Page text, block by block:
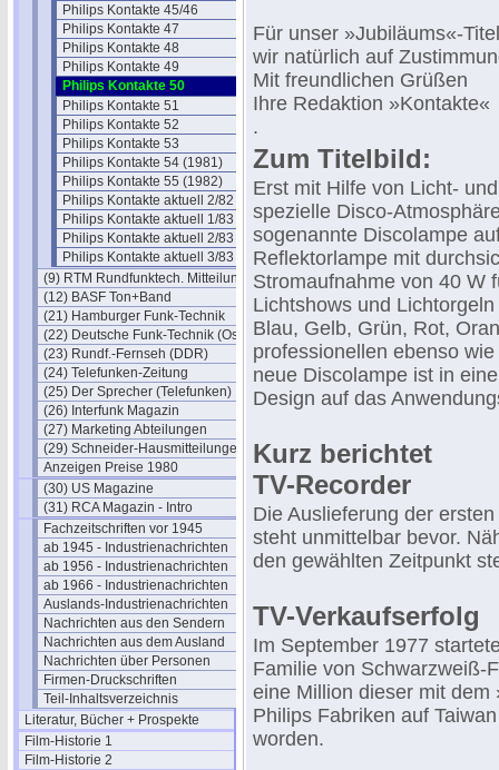
Philips Kontakte 45/46
Philips Kontakte 47
Philips Kontakte 48
Philips Kontakte 49
Philips Kontakte 50
Philips Kontakte 51
Philips Kontakte 52
Philips Kontakte 53
Philips Kontakte 54 (1981)
Philips Kontakte 55 (1982)
Philips Kontakte aktuell 2/82
Philips Kontakte aktuell 1/83
Philips Kontakte aktuell 2/83
Philips Kontakte aktuell 3/83
(9) RTM Rundfunktech. Mitteilungen
(12) BASF Ton+Band
(21) Hamburger Funk-Technik
(22) Deutsche Funk-Technik (Ost)
(23) Rundf.-Fernseh (DDR)
(24) Telefunken-Zeitung
(25) Der Sprecher (Telefunken)
(26) Interfunk Magazin
(27) Marketing Abteilungen
(29) Schneider-Hausmitteilungen
Anzeigen Preise 1980
(30) US Magazine
(31) RCA Magazin - Intro
Fachzeitschriften vor 1945
ab 1945 - Industrienachrichten
ab 1956 - Industrienachrichten
ab 1966 - Industrienachrichten
Auslands-Industrienachrichten
Nachrichten aus den Sendern
Nachrichten aus dem Ausland
Nachrichten über Personen
Firmen-Druckschriften
Teil-Inhaltsverzeichnis
Literatur, Bücher + Prospekte
Film-Historie 1
Film-Historie 2
Für unser »Jubiläums«-
wir natürlich auf
Mit freundlichen Grüßen
Ihre Redaktion »Kontakte«
.
Zum Titelbild:
Erst mit Hilfe von Licht-
spezielle Disco-
sogenannte Discolampe
Reflektorlampe mit
Stromaufnahme von 40 W
Lichtshows und
Blau, Gelb, Grün, Rot,
professionellen ebenso
neue Discolampe ist in
Design auf das
Kurz berichtet
TV-Recorder
Die Auslieferung der
steht unmittelbar bevor.
den gewählten Zeitpunkt
TV-Verkaufserfolg
Im September 1977
Familie von Schwarzweiß-
eine Million dieser mit
Philips Fabriken auf
worden.